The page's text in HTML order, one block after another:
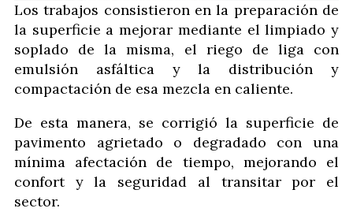
Los trabajos consistieron en la preparación de
la superficie a mejorar mediante el limpiado y
soplado de la misma, el riego de liga con
emulsión asfáltica y la distribución y
compactación de esa mezcla en caliente.
De esta manera, se corrigió la superficie de
pavimento agrietado o degradado con una
mínima afectación de tiempo, mejorando el
confort y la seguridad al transitar por el
sector.